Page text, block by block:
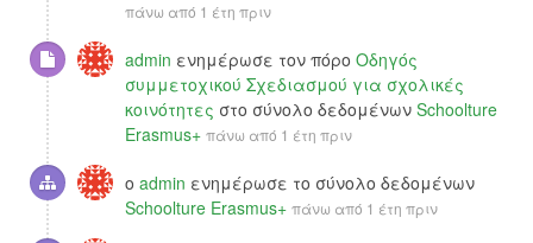
πάνω από 1 έτη πριν
admin ενημέρωσε τον πόρο Οδηγός
συμμετοχικού Σχεδιασμού για σχολικές
κοινότητες στο σύνολο δεδομένων Schoolture
Erasmus+ πάνω από 1 έτη πριν
ο admin ενημέρωσε το σύνολο δεδομένων
Schoolture Erasmus+ πάνω από 1 έτη πριν